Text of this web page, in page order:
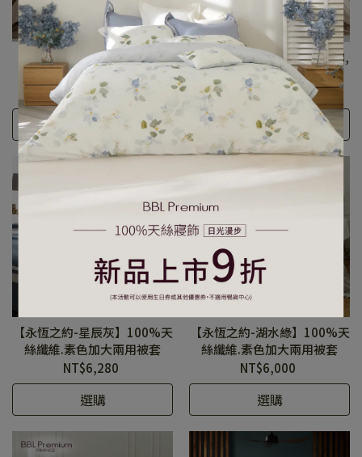
【鉑萊頓】100%黃金匹馬棉,
卡奇金加大兩用被套
NT$9,000
選購
【鉑萊頓】100%黃金匹馬棉,
卡奇金雙人兩用被套
NT$7,500
選購
【永恆之約-星辰灰】100%天
絲纖維.素色加大兩用被套
NT$6,280
選購
【永恆之約-湖水綠】100%天
絲纖維.素色加大兩用被套
NT$6,000
選購